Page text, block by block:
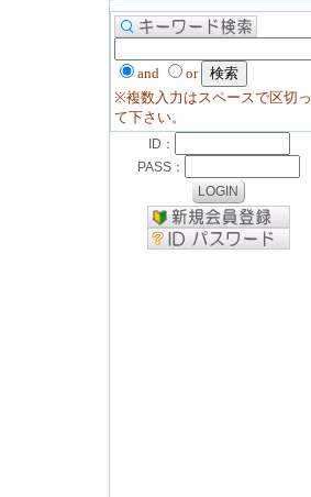
and
or
※複数入力はスペースで区切っ
て下さい。